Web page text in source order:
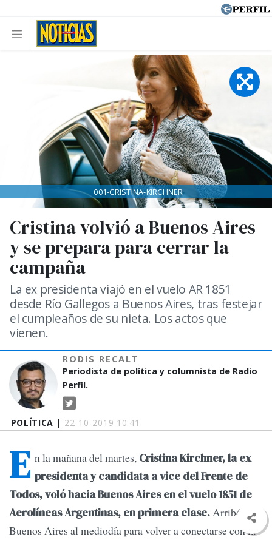
POLÍTICA | 22-10-2019 10:41
Cristina volvió a Buenos Aires
y se prepara para cerrar la
campaña
La ex presidenta viajó en el vuelo AR 1851
desde Río Gallegos a Buenos Aires, tras festejar
el cumpleaños de su nieta. Los actos que
vienen.
RODIS RECALT
Periodista de política y columnista de Radio
Perfil.
001-CRISTINA-KIRCHNER
E n la mañana del martes, Cristina Kirchner, la ex
presidenta y candidata a vice del Frente de
Todos, voló hacia Buenos Aires en el vuelo 1851 de
Aerolíneas Argentinas, en primera clase.Arribó a
Buenos Aires al mediodía para volver a conectarse con la